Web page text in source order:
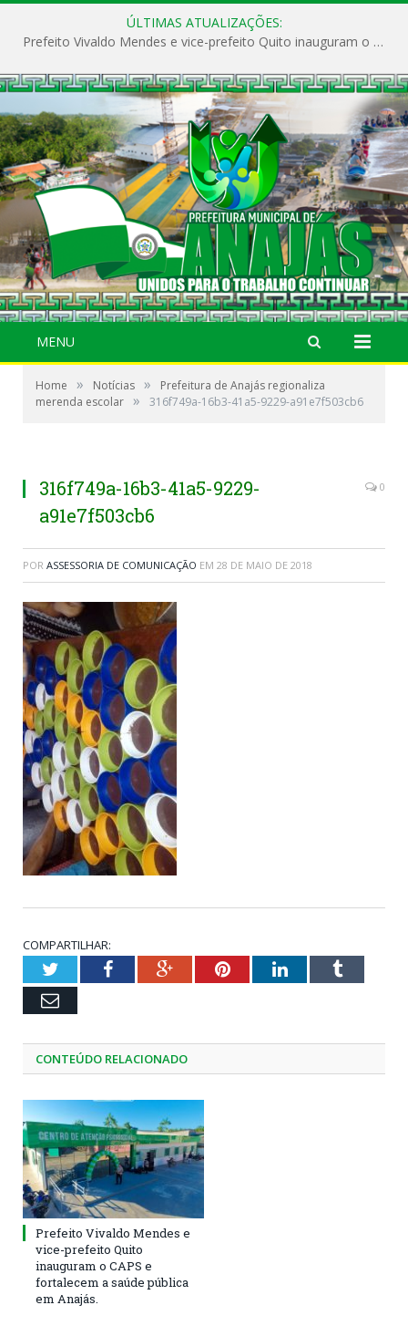
ÚLTIMAS ATUALIZAÇÕES:
Prefeito Vivaldo Mendes e vice-prefeito Quito inauguram o CAPS e fortalecem a saúde pública em Anajás.
MENU
Home » Notícias »
Prefeitura de Anajás regionaliza
merenda escolar » 316f749a-16b3-41a5-9229-a91e7f503cb6
316f749a-16b3-41a5-9229-
a91e7f503cb6
0
POR ASSESSORIA DE COMUNICAÇÃO EM 28 DE MAIO DE 2018
COMPARTILHAR:
TwitterFacebookGoogle+PinterestLinkedInTumblr
Email
CONTEÚDO RELACIONADO
Prefeito Vivaldo Mendes e
vice-prefeito Quito
inauguram o CAPS e
fortalecem a saúde pública
em Anajás.